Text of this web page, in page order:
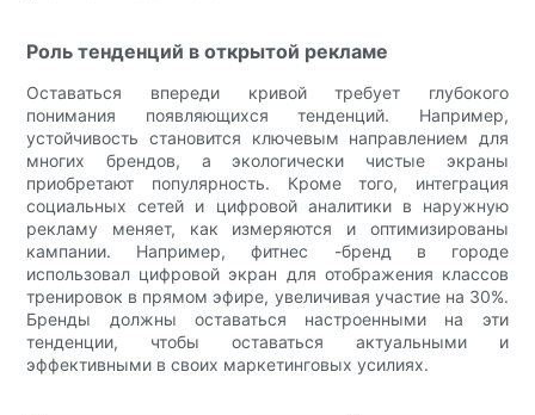
Роль тенденций в открытой рекламе
Оставаться впереди кривой требует глубокого
понимания появляющихся тенденций. Например,
устойчивость становится ключевым направлением для
многих брендов, а экологически чистые экраны
приобретают популярность. Кроме того, интеграция
социальных сетей и цифровой аналитики в наружную
рекламу меняет, как измеряются и оптимизированы
кампании. Например, фитнес -бренд в городе
использовал цифровой экран для отображения классов
тренировок в прямом эфире, увеличивая участие на 30%.
Бренды должны оставаться настроенными на эти
тенденции, чтобы оставаться актуальными и
эффективными в своих маркетинговых усилиях.